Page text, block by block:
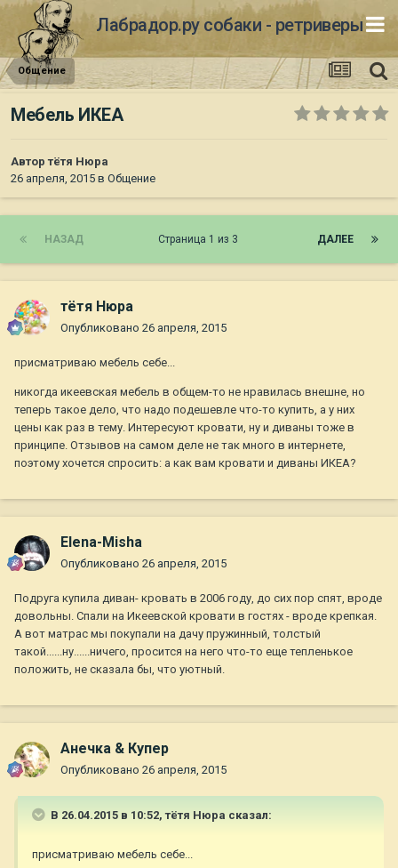
Лабрадор.ру собаки - ретриверы
Общение
Мебель ИКЕА
Автортётя Нюра
26 апреля, 2015 в Общение
НАЗАД ДАЛЕЕ
Страница 1 из 3
тётя Нюра
Опубликовано 26 апреля, 2015
присматриваю мебель себе...
никогда икеевская мебель в общем-то не нравилась внешне, но
теперь такое дело, что надо подешевле что-то купить, а у них
цены как раз в тему. Интересуют кровати, ну и диваны тоже в
принципе. Отзывов на самом деле не так много в интернете,
поэтому хочется спросить: а как вам кровати и диваны ИКЕА?
Elena-Misha
Опубликовано 26 апреля, 2015
Подруга купила диван- кровать в 2006 году, до сих пор спят, вроде
довольны. Спали на Икеевской кровати в гостях - вроде крепкая.
А вот матрас мы покупали на дачу пружинный, толстый
такой......ну......ничего, просится на него что-то еще тепленькое
положить, не сказала бы, что уютный.
Анечка & Купер
Опубликовано 26 апреля, 2015
В 26.04.2015 в 10:52, тётя Нюра сказал:
присматриваю мебель себе...